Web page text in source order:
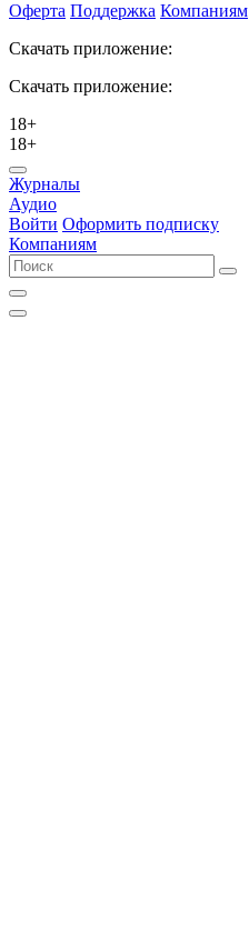
Оферта Поддержка Компаниям
Скачать приложение:
Скачать приложение:
18+
18+
Журналы
Аудио
Войти Оформить подписку
Компаниям